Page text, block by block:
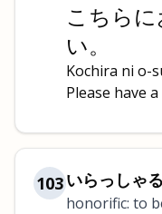
こちら
い。
Kochira ni o-
Please have
103いらっしゃ
honorific: to